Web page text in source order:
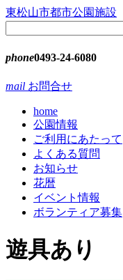
コ
ン
本
東松山市都市公園施設
phone0493-24-6080
mail お問合せ
home
公園情報
ご利用にあたって
よくある質問
お知らせ
花暦
イベント情報
ボランティア募集
遊具あり